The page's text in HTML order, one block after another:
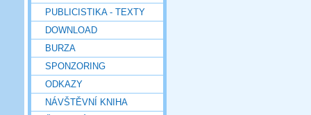
PUBLICISTIKA - TEXTY
DOWNLOAD
BURZA
SPONZORING
ODKAZY
NÁVŠTĚVNÍ KNIHA